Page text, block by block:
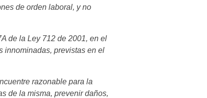
de orden laboral, y no
de la Ley 712 de 2001, en el
innominadas, previstas en el
razonable para la
de la misma, prevenir daños,